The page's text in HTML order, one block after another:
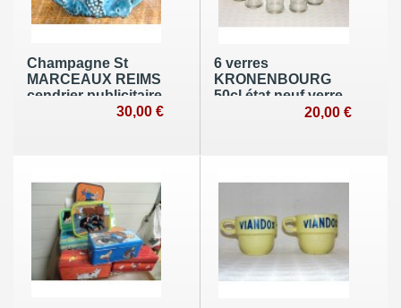
Champagne St
MARCEAUX REIMS
cendrier publicitaire
fonte émaillé bleu
30,00 €
6 verres
KRONENBOURG
50cl état neuf verre
publicitaire bistrot
20,00 €